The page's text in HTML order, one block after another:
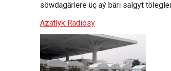
söwdagärlere üç aý bäri salgyt
Azatlyk Radiosy